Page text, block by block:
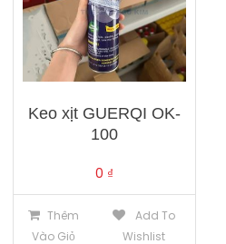
Keo xịt GUERQI OK-
100
0 ₫
Thêm
Vào Giỏ
Add To
Wishlist